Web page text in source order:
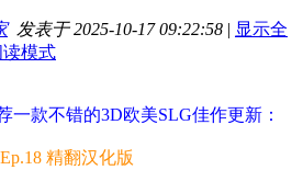
发表于 2025-10-17 09:22:58 | 显示全
读模式
一款不错的3D欧美SLG佳作更新：
精翻汉化版